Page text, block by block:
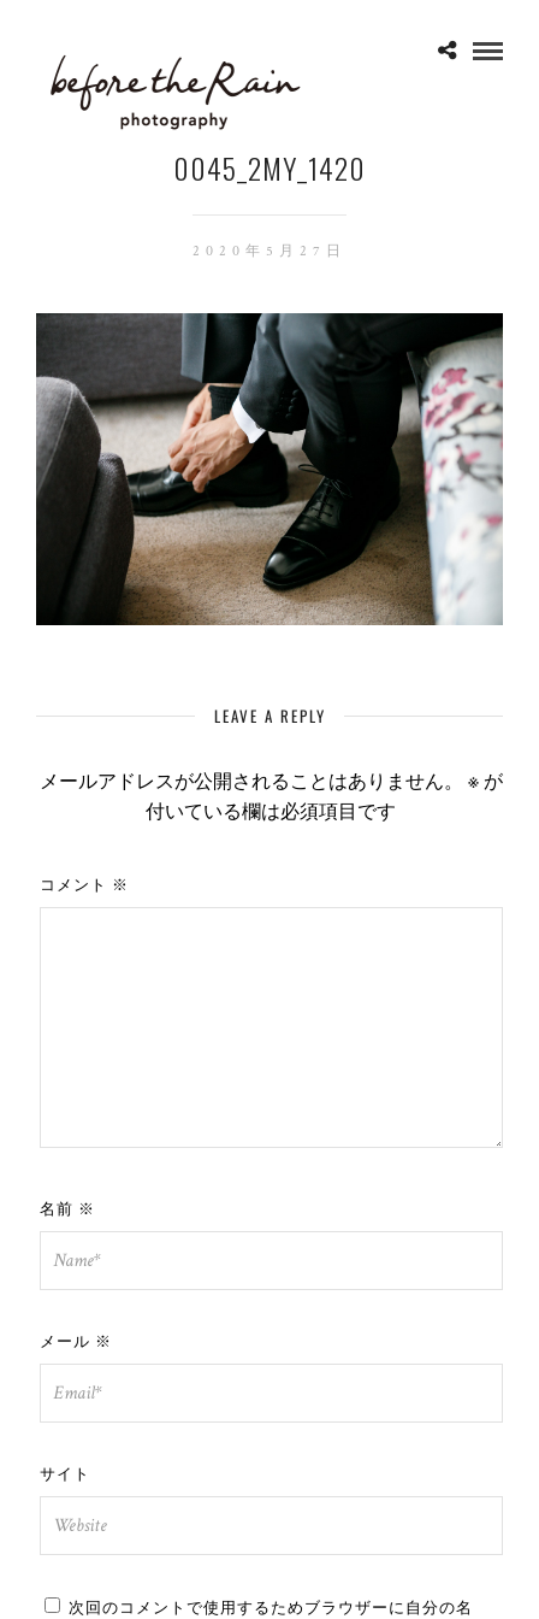
0045_2MY_1420
2020年5月27日
LEAVE A REPLY
メールアドレスが公開されることはありません。 ※が
付いている欄は必須項目です
コメント ※
名前 ※
メール ※
サイト
次回のコメントで使用するためブラウザーに自分の名